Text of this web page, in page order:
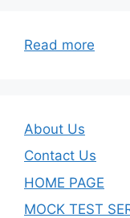
Read more
आस-
पास
About Us
Contact Us
HOME PAGE
MOCK TEST